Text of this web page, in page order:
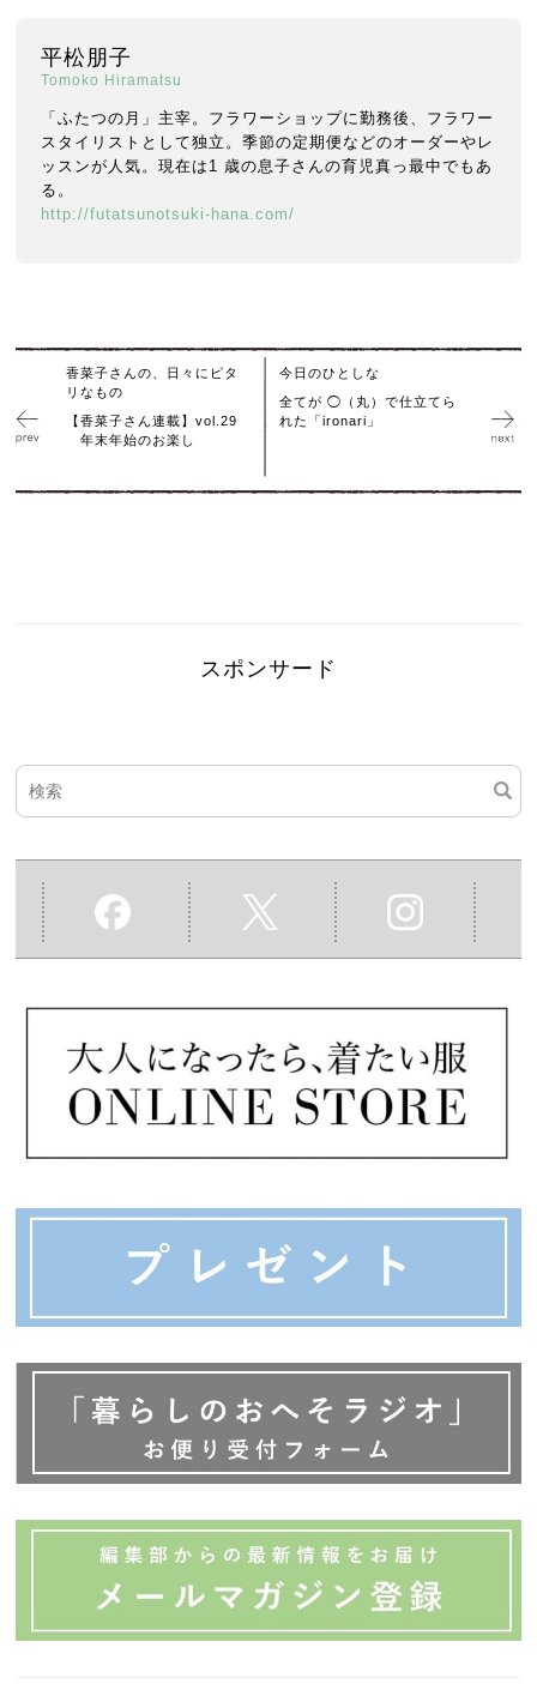
平松朋子
Tomoko Hiramatsu
「ふたつの月」主宰。フラワーショップに勤務後、フラワー
スタイリストとして独立。季節の定期便などのオーダーやレ
ッスンが人気。現在は1 歳の息子さんの育児真っ最中でもあ
る。
http://futatsunotsuki-hana.com/
香菜子さんの、日々にピタ
リなもの
【香菜子さん連載】vol.29
年末年始のお楽し
今日のひとしな
全てが ◯（丸）で仕立てら
れた「ironari」
スポンサード